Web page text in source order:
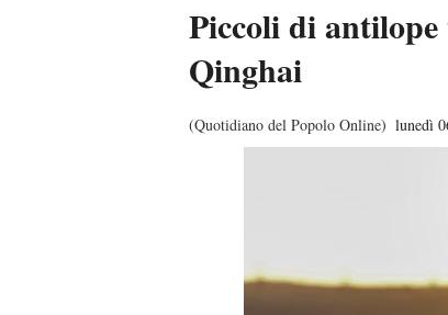
Piccoli di antilope
Qinghai
(Quotidiano del Popolo Online) lunedì